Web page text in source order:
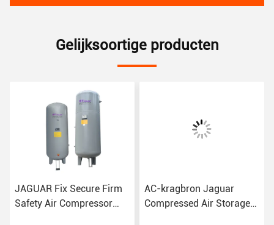
Gelijksoortige producten
JAGUAR Fix Secure Firm
Safety Air Compressor
AC-kragbron Jaguar
Compressed Air Storage